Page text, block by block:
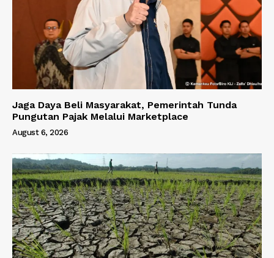
Jaga Daya Beli Masyarakat, Pemerintah Tunda
Pungutan Pajak Melalui Marketplace
August 6, 2026